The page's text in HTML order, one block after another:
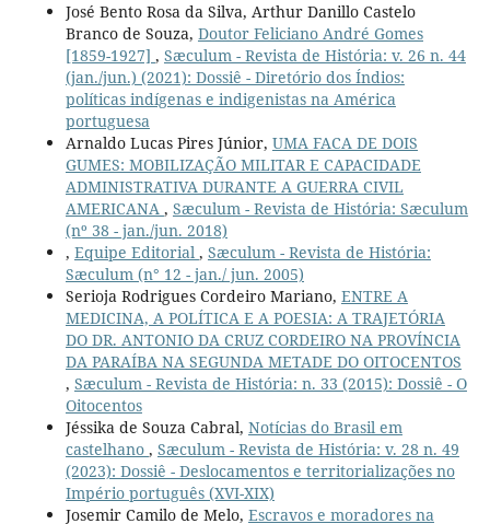
José Bento Rosa da Silva, Arthur Danillo Castelo
Branco de Souza, Doutor Feliciano André Gomes
[1859-1927] , Sæculum - Revista de História: v. 26 n. 44
(jan./jun.) (2021): Dossiê - Diretório dos Índios:
políticas indígenas e indigenistas na América
portuguesa
Arnaldo Lucas Pires Júnior, UMA FACA DE DOIS
GUMES: MOBILIZAÇÃO MILITAR E CAPACIDADE
ADMINISTRATIVA DURANTE A GUERRA CIVIL
AMERICANA , Sæculum - Revista de História: Sæculum
(nº 38 - jan./jun. 2018)
, Equipe Editorial , Sæculum - Revista de História:
Sæculum (n° 12 - jan./ jun. 2005)
Serioja Rodrigues Cordeiro Mariano, ENTRE A
MEDICINA, A POLÍTICA E A POESIA: A TRAJETÓRIA
DO DR. ANTONIO DA CRUZ CORDEIRO NA PROVÍNCIA
DA PARAÍBA NA SEGUNDA METADE DO OITOCENTOS
, Sæculum - Revista de História: n. 33 (2015): Dossiê - O
Oitocentos
Jéssika de Souza Cabral, Notícias do Brasil em
castelhano , Sæculum - Revista de História: v. 28 n. 49
(2023): Dossiê - Deslocamentos e territorializações no
Império português (XVI-XIX)
Josemir Camilo de Melo, Escravos e moradores na